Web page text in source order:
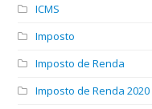
ICMS
Imposto
Imposto de Renda
Imposto de Renda 2020